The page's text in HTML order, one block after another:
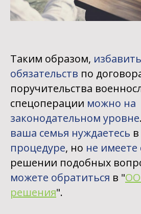
Таким образом,
обязательств по
поручительства
спецоперации можно на
законодательном уровне.
ваша семья нуждаетесь
процедуре, но не
решении подобных
можете обратиться в "
решения".